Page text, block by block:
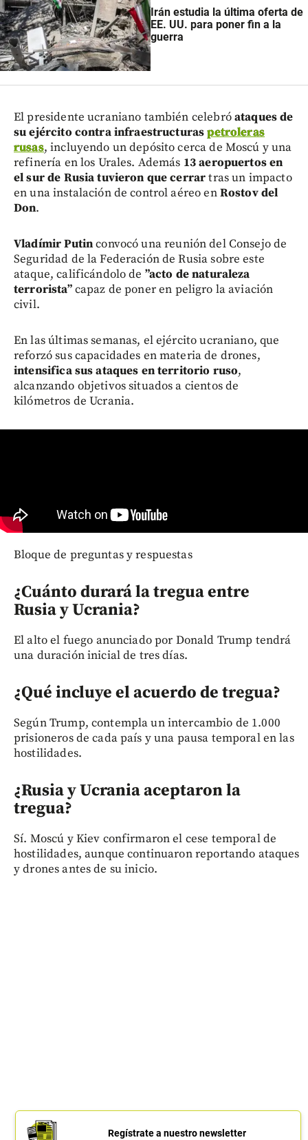
Irán estudia la última oferta de
EE. UU. para poner fin a la
guerra
El presidente ucraniano también celebróataques de
su ejército contra infraestructuraspetroleras
rusas, incluyendo un depósito cerca de Moscú y una
refinería en los Urales. Además 13 aeropuertos en
el sur de Rusia tuvieron que cerrartras un impacto
en una instalación de control aéreo enRostov del
Don.
Vladímir Putinconvocó una reunión del Consejo de
Seguridad de la Federación de Rusia sobre este
ataque, calificándolo de ”acto de naturaleza
terrorista”capaz de poner en peligro la aviación
civil.
En las últimas semanas, el ejército ucraniano, que
reforzó sus capacidades en materia de drones,
intensifica sus ataques en territorio ruso,
alcanzando objetivos situados a cientos de
kilómetros de Ucrania.
Bloque de preguntas y respuestas
¿Cuánto durará la tregua entre
Rusia y Ucrania?
El alto el fuego anunciado por Donald Trump tendrá
una duración inicial de tres días.
¿Qué incluye el acuerdo de tregua?
Según Trump, contempla un intercambio de 1.000
prisioneros de cada país y una pausa temporal en las
hostilidades.
¿Rusia y Ucrania aceptaron la
tregua?
Sí. Moscú y Kiev confirmaron el cese temporal de
hostilidades, aunque continuaron reportando ataques
y drones antes de su inicio.
Regístrate a nuestro newsletter